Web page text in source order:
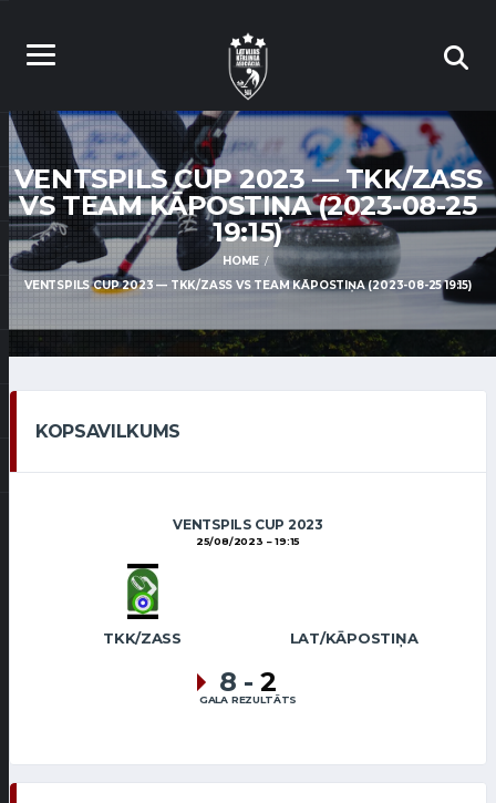
VENTSPILS CUP 2023 — TKK/ZASS
VS TEAM KĀPOSTIŅA (2023-08-25
19:15)
HOME
VENTSPILS CUP 2023 — TKK/ZASS VS TEAM KĀPOSTIŅA (2023-08-25 19:15)
KOPSAVILKUMS
VENTSPILS CUP 2023
25/08/2023 19:15
TKK/ZASS LAT/KĀPOSTIŅA
8 - 2
GALA REZULTĀTS